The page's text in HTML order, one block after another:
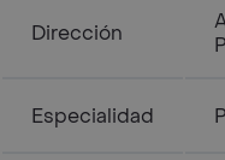
Dirección
Especialidad